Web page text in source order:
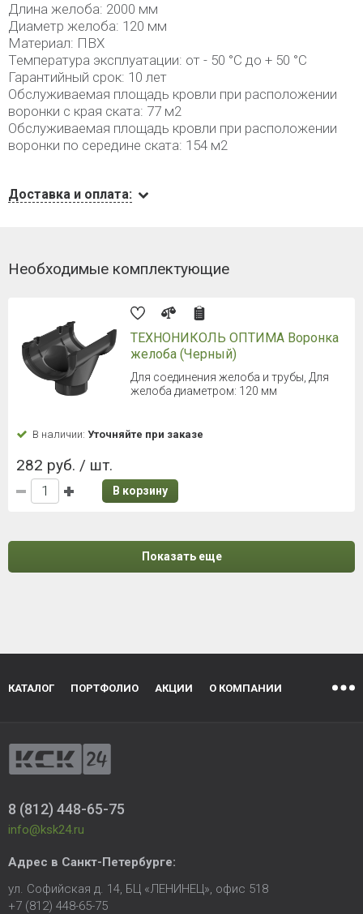
Длина желоба: 2000 мм
Диаметр желоба: 120 мм
Материал: ПВХ
Температура эксплуатации: от - 50 °C до + 50 °C
Гарантийный срок: 10 лет
Обслуживаемая площадь кровли при расположении
воронки с края ската: 77 м2
Обслуживаемая площадь кровли при расположении
воронки по середине ската: 154 м2
Доставка и оплата:
Необходимые комплектующие
ТЕХНОНИКОЛЬ ОПТИМА Воронка
желоба (Черный)
Для соединения желоба и трубы, Для
желоба диаметром: 120 мм
В наличии: Уточняйте при заказе
282 руб. / шт.
В корзину
Показать еще
КАТАЛОГ ПОРТФОЛИО АКЦИИ О КОМПАНИИ
8 (812) 448-65-75
info@ksk24.ru
Адрес в Санкт-Петербурге:
ул. Софийская д. 14, БЦ «ЛЕНИНЕЦ», офис 518
+7 (812) 448-65-75